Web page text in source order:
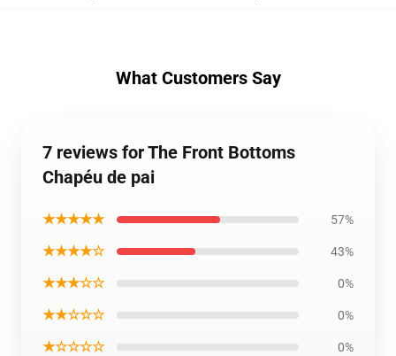
What Customers Say
7 reviews for The Front Bottoms
Chapéu de pai
★★★★★ 57%
★★★★☆ 43%
★★★☆☆ 0%
★★☆☆☆ 0%
★☆☆☆☆ 0%